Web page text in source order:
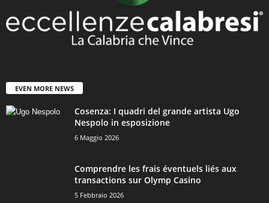
EVEN MORE NEWS
Cosenza: I quadri del grande artista Ugo
Nespolo in esposizione
6 Maggio 2026
Comprendre les frais éventuels liés aux
transactions sur Olymp Casino
5 Febbraio 2026